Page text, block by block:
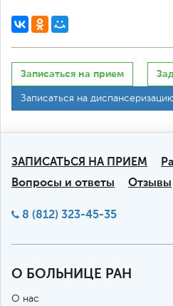
Записаться на прием
Записаться на
ЗАПИСАТЬСЯ НА ПРИЕМ
Вопросы и ответы
Отзывы
8 (812) 323-45-35
О БОЛЬНИЦЕ РАН
О нас